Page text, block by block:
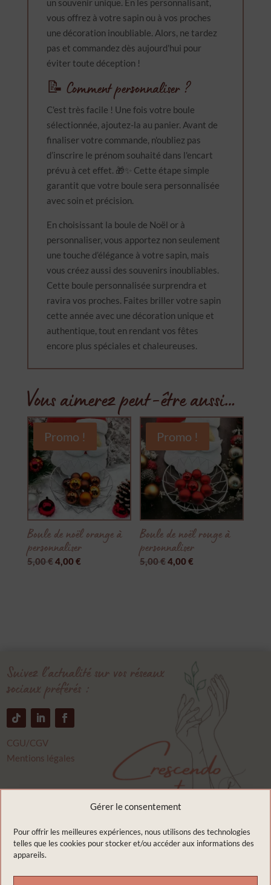
Gérer le consentement
Pour offrir les meilleures expériences, nous utilisons des technologies
telles que les cookies pour stocker et/ou accéder aux informations des
appareils.
un souvenir unique. En les personnalisant,
vous offrez à votre sapin ou à vos proches
une décoration inoubliable. Alors, ne tardez
pas et commandez dès aujourd'hui pour
éviter toute déception !
📝 Comment personnaliser ?
C'est très facile ! Une fois votre boule
sélectionnée, ajoutez-la au panier. Avant de
finaliser votre commande, n'oubliez pas
d’inscrire le prénom souhaité dans l'encart
prévu à cet effet. 🎁✨ Cette étape simple
garantit que votre boule sera personnalisée
avec soin et précision.
En choisissant la boule de Noël or à
personnaliser, vous apportez non seulement
une touche d’élégance à votre sapin, mais
vous créez aussi des souvenirs inoubliables.
Cette boule personnalisée surprendra et
ravira vos proches. Faites briller votre sapin
cette année avec une décoration unique et
authentique, tout en rendant vos fêtes
encore plus spéciales et chaleureuses.
Vous aimerez peut-être aussi…
Promo !
Boule de noël orange à
personnaliser
5,00€Le
4,00€Le
Promo !
Boule de noël rouge à
personnaliser
5,00€Le
4,00€
Suivez l’actualité sur vos réseaux
sociaux préférés :
CGU/CGV
Mentions légales
Crescendo couture
03400 Saint Ennemond
France
Appelez moi :
Envoyez moi un e-mail :